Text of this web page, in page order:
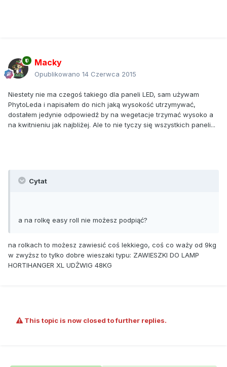
Macky
Opublikowano 14 Czerwca 2015
Niestety nie ma czegoś takiego dla paneli LED, sam używam
PhytoLeda i napisałem do nich jaką wysokość utrzymywać,
dostałem jedynie odpowiedź by na wegetacje trzymać wysoko a
na kwitnieniu jak najbliżej. Ale to nie tyczy się wszystkich paneli...
Cytat
a na rolkę easy roll nie możesz podpiąć?
na rolkach to możesz zawiesić coś lekkiego, coś co waży od 9kg
w zwyższ to tylko dobre wieszaki typu: ZAWIESZKI DO LAMP
HORTIHANGER XL UDŻWIG 48KG
This topic is now closed to further replies.